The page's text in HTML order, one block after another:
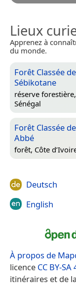
Lieux
Apprenez à
du monde.
Forêt Classée de
Sébikotane
réserve forestière,
Sénégal
Forêt Classée
Abbé
forêt, Côte
Deutsch
English
À propos de
licence CC BY-SA
itinéraires et de